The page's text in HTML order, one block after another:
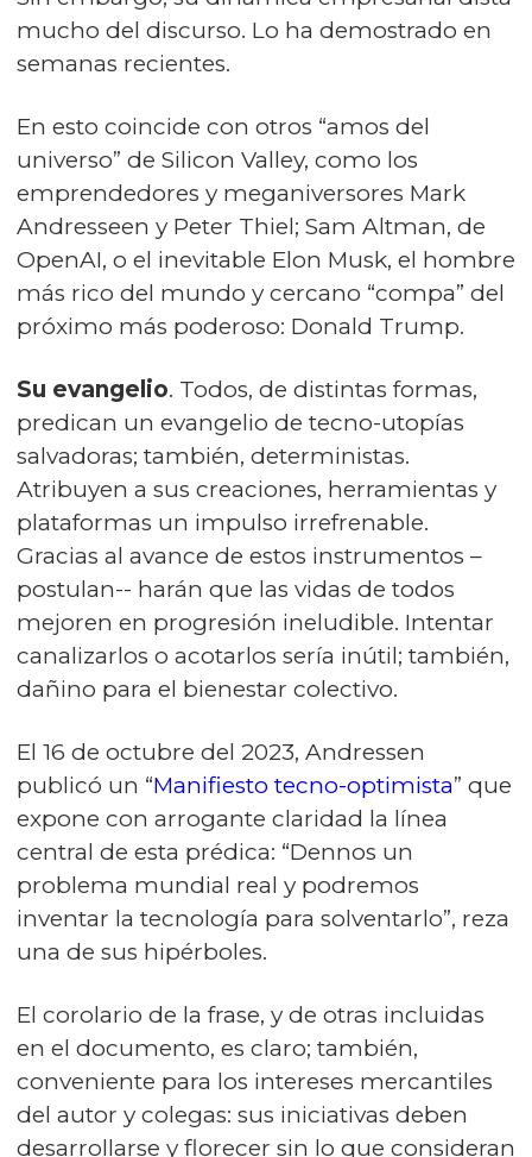
mucho del discurso. Lo ha demostrado en
semanas recientes.
En esto coincide con otros “amos del
universo” de Silicon Valley, como los
emprendedores y meganiversores Mark
Andresseen y Peter Thiel; Sam Altman, de
OpenAI, o el inevitable Elon Musk, el hombre
más rico del mundo y cercano “compa” del
próximo más poderoso: Donald Trump.
Su evangelio. Todos, de distintas formas,
predican un evangelio de tecno-utopías
salvadoras; también, deterministas.
Atribuyen a sus creaciones, herramientas y
plataformas un impulso irrefrenable.
Gracias al avance de estos instrumentos –
postulan-- harán que las vidas de todos
mejoren en progresión ineludible. Intentar
canalizarlos o acotarlos sería inútil; también,
dañino para el bienestar colectivo.
El 16 de octubre del 2023, Andressen
publicó un “Manifiesto tecno-optimista” que
expone con arrogante claridad la línea
central de esta prédica: “Dennos un
problema mundial real y podremos
inventar la tecnología para solventarlo”, reza
una de sus hipérboles.
El corolario de la frase, y de otras incluidas
en el documento, es claro; también,
conveniente para los intereses mercantiles
del autor y colegas: sus iniciativas deben
desarrollarse y florecer sin lo que consideran